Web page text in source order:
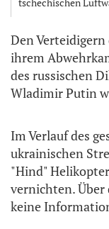
tschechischen
Den
ihrem
des russischen
Wladimir Putin
Im Verlauf des
ukrainischen
"Hind"
vernichten. Über
keine